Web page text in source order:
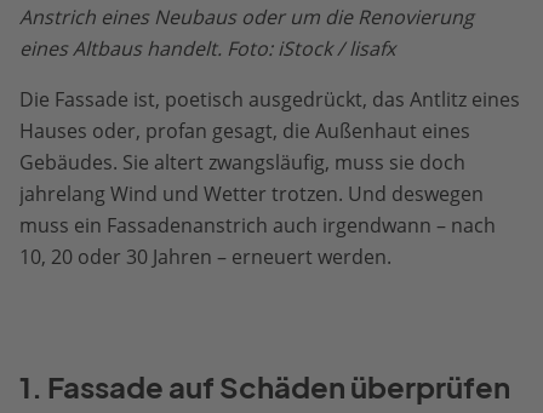
Anstrich eines Neubaus oder um die Renovierung
eines Altbaus handelt. Foto: iStock / lisafx
Die Fassade ist, poetisch ausgedrückt, das Antlitz eines
Hauses oder, profan gesagt, die Außenhaut eines
Gebäudes. Sie altert zwangsläufig, muss sie doch
jahrelang Wind und Wetter trotzen. Und deswegen
muss ein Fassadenanstrich auch irgendwann – nach
10, 20 oder 30 Jahren – erneuert werden.
1. Fassade auf Schäden überprüfen